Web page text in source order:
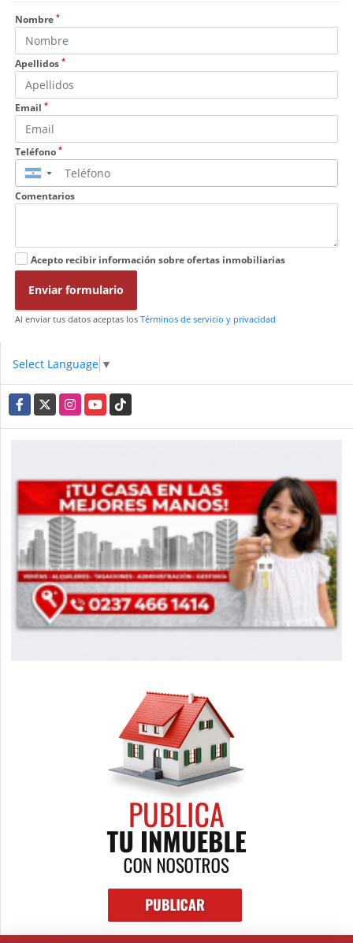
Nombre *
Apellidos *
Email *
Teléfono *
▼
Comentarios
Acepto recibir información sobre ofertas inmobiliarias
Enviar formulario
Al enviar tus datos aceptas los Términos de servicio y privacidad
Select Language ▼
Facebook
X InstagramYouTubeTikTok